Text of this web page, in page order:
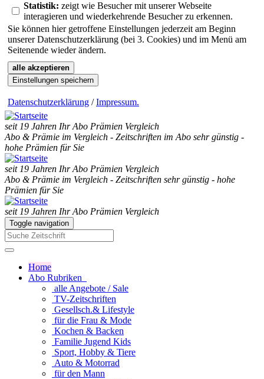
Statistik: zeigt wie Besucher mit unserer Webseite
interagieren und wiederkehrende Besucher zu erkennen.
Sie können hier getroffene Einstellungen jederzeit am Beginn
unserer Datenschutzerklärung (bei 3. Cookies) und im Menü am
Seitenende wieder ändern.
alle akzeptieren
Einstellungen speichern
Datenschutzerklärung /Impressum.
seit 19 Jahren Ihr Abo Prämien Vergleich
Abo & Prämie im Vergleich - Zeitschriften im Abo sehr günstig -
hohe Prämien für Sie
seit 19 Jahren Ihr Abo Prämien Vergleich
Abo & Prämie im Vergleich - Zeitschriften sehr günstig - hohe
Prämien für Sie
seit 19 Jahren Ihr Abo Prämien Vergleich
Toggle navigation
Home
Abo Rubriken
alle Angebote / Sale
TV-Zeitschriften
Gesellsch.& Lifestyle
für die Frau & Mode
Kochen & Backen
Familie Jugend Kids
Sport, Hobby & Tiere
Auto & Motorrad
für den Mann